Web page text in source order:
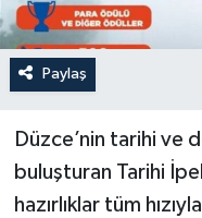
Paylaş
Düzce’nin tarihi ve
buluşturan Tarihi
hazırlıklar tüm